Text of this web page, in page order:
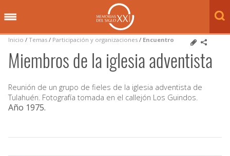
Inicio / Temas / Participación y organizaciones / Encuentro
Miembros de la iglesia adventista
Reunión de un grupo de fieles de la iglesia adventista de
Tulahuén. Fotografía tomada en el callejón Los Guindos.
Año 1975.